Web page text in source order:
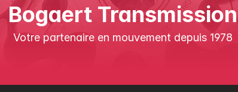
Bogaert Transmission
Votre partenaire en mouvement depuis 1978